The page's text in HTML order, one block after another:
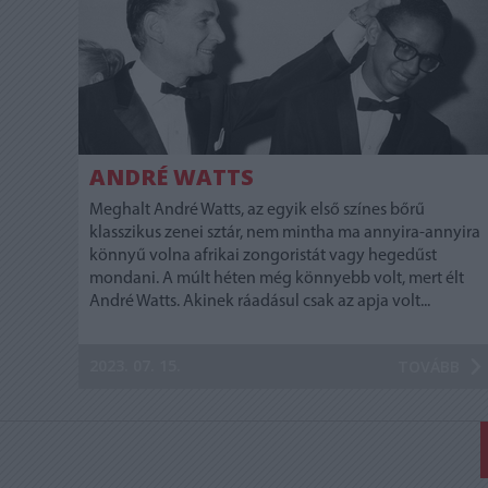
ANDRÉ WATTS
Meghalt André Watts, az egyik első színes bőrű
klasszikus zenei sztár, nem mintha ma annyira-annyira
könnyű volna afrikai zongoristát vagy hegedűst
mondani. A múlt héten még könnyebb volt, mert élt
André Watts. Akinek ráadásul csak az apja volt...